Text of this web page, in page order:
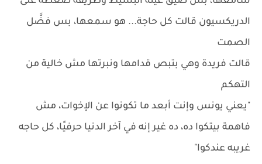
الدريكسيون قالت كل حاجة... هو سمعها، بس فضَّل
الصمت
قالت فريدة وهي بتبص قدامها ونبرتها مش خالية من
التهكم
"يعني يونس وإنت أبعد ما تكونوا عن الإخوات، مش
فاهمة بيتكوا ده، ده غير إنه في آخر الدنيا حرفيًا، كل حاجه
غريبه عندكوا"